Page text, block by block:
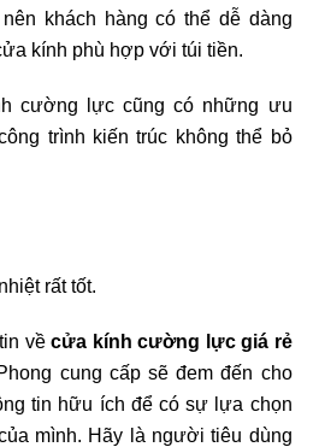
khách hàng có thể dễ dàng
kính phù hợp với túi tiền.
cường lực cũng có những ưu
trình kiến trúc không thể bỏ
rất tốt.
vềcửa kính cường lực giá rẻ
cung cấp sẽ đem đến cho
tin hữu ích để có sự lựa chọn
mình. Hãy là người tiêu dùng